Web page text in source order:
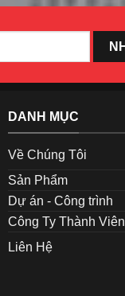
DANH MỤC
Về Chúng Tôi
Sản Phẩm
Dự án - Công trình
Công Ty Thành Viên
Liên Hệ